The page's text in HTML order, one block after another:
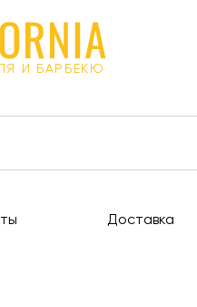
И БАРБЕКЮ
Доставка